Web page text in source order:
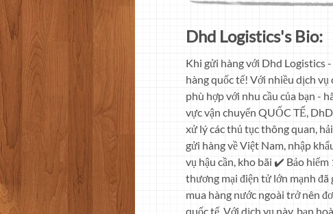
Dhd Logistics's Bio:
Khi gửi hàng với Dhd Logistics
hàng quốc tế! Với nhiều dịch
phù hợp với nhu cầu của bạn -
vực vận chuyển QUỐC TẾ,
xử lý các thủ tục thông quan,
gửi hàng về Việt Nam, nhập
vụ hậu cần, kho bãi ✔️ Bảo
thương mại điện tử lớn mạnh
mua hàng nước ngoài trở nên
quốc tế. Với dịch vụ này, bạn